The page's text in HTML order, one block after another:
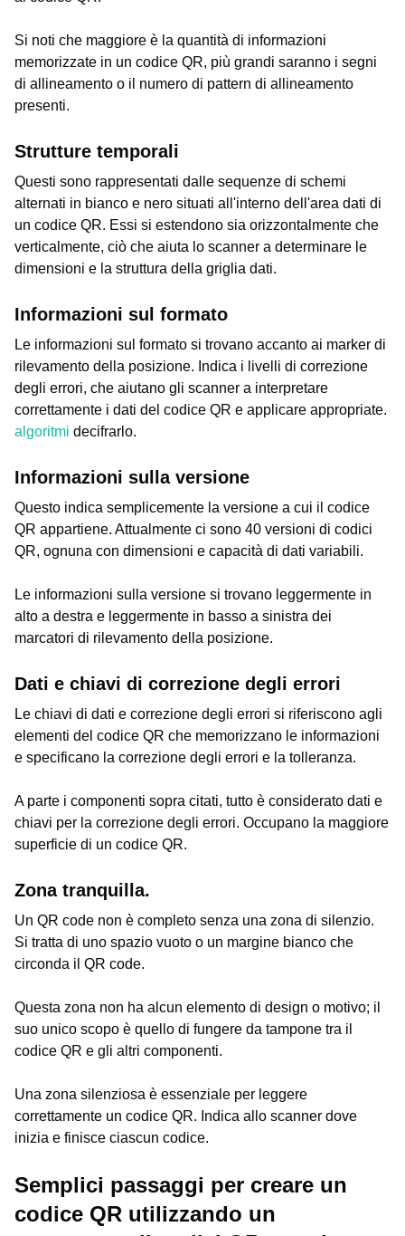
Si noti che maggiore è la quantità di informazioni
memorizzate in un codice QR, più grandi saranno i segni
di allineamento o il numero di pattern di allineamento
presenti.
Strutture temporali
Questi sono rappresentati dalle sequenze di schemi
alternati in bianco e nero situati all'interno dell'area dati di
un codice QR. Essi si estendono sia orizzontalmente che
verticalmente, ciò che aiuta lo scanner a determinare le
dimensioni e la struttura della griglia dati.
Informazioni sul formato
Le informazioni sul formato si trovano accanto ai marker di
rilevamento della posizione. Indica i livelli di correzione
degli errori, che aiutano gli scanner a interpretare
correttamente i dati del codice QR e applicare appropriate.
algoritmi decifrarlo.
Informazioni sulla versione
Questo indica semplicemente la versione a cui il codice
QR appartiene. Attualmente ci sono 40 versioni di codici
QR, ognuna con dimensioni e capacità di dati variabili.
Le informazioni sulla versione si trovano leggermente in
alto a destra e leggermente in basso a sinistra dei
marcatori di rilevamento della posizione.
Dati e chiavi di correzione degli errori
Le chiavi di dati e correzione degli errori si riferiscono agli
elementi del codice QR che memorizzano le informazioni
e specificano la correzione degli errori e la tolleranza.
A parte i componenti sopra citati, tutto è considerato dati e
chiavi per la correzione degli errori. Occupano la maggiore
superficie di un codice QR.
Zona tranquilla.
Un QR code non è completo senza una zona di silenzio.
Si tratta di uno spazio vuoto o un margine bianco che
circonda il QR code.
Questa zona non ha alcun elemento di design o motivo; il
suo unico scopo è quello di fungere da tampone tra il
codice QR e gli altri componenti.
Una zona silenziosa è essenziale per leggere
correttamente un codice QR. Indica allo scanner dove
inizia e finisce ciascun codice.
Semplici passaggi per creare un
codice QR utilizzando un